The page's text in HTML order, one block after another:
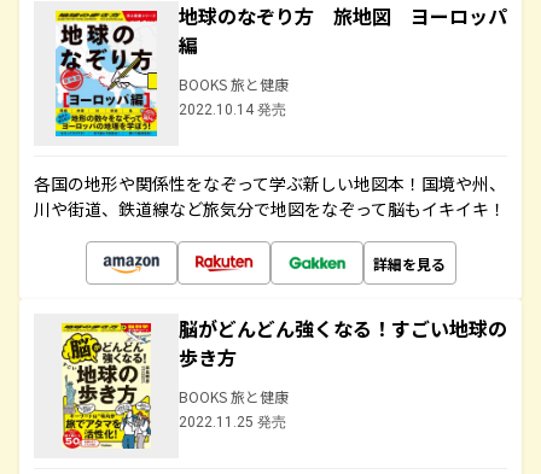
地球のなぞり方 旅地図 ヨーロッパ
編
BOOKS 旅と健康
2022.10.14 発売
各国の地形や関係性をなぞって学ぶ新しい地図本！国境や州、
川や街道、鉄道線など旅気分で地図をなぞって脳もイキイキ！
詳細を見る
脳がどんどん強くなる！すごい地球の
歩き方
BOOKS 旅と健康
2022.11.25 発売